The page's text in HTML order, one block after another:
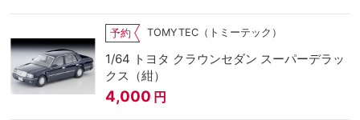
予約 TOMYTEC（トミーテック）
1/64 トヨタ クラウンセダン スーパーデラッ
クス（紺）
4,000 円